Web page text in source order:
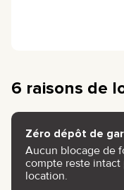
6 raisons de
Zéro dépôt de
Aucun blocage de
compte reste
location.